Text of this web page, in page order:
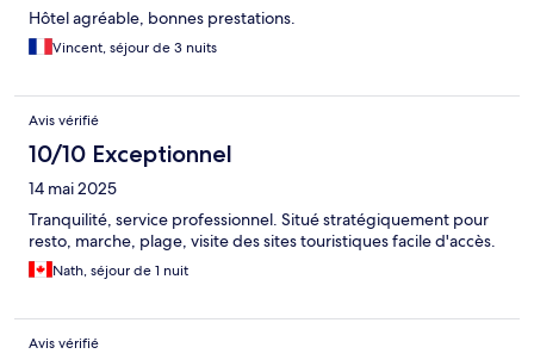
Hôtel agréable, bonnes prestations.
Vincent, séjour de 3 nuits
Avis vérifié
10/10 Exceptionnel
14 mai 2025
Tranquilité, service professionnel. Situé stratégiquement pour
resto, marche, plage, visite des sites touristiques facile d'accès.
Nath, séjour de 1 nuit
Avis vérifié